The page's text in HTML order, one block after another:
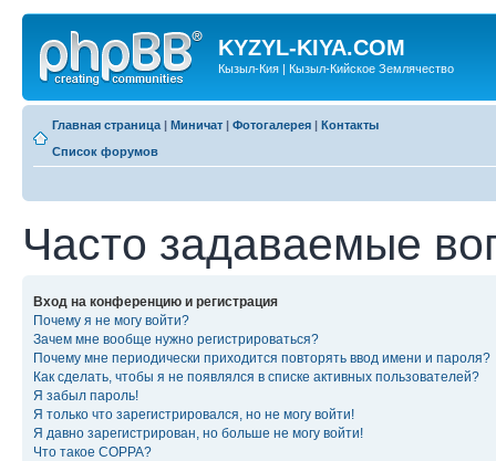
KYZYL-KIYA.COM
Кызыл-Кия | Кызыл-Кийское Землячество
Главная страница | Миничат | Фотогалерея | Контакты
Список форумов
Часто задаваемые
Вход на конференцию и регистрация
Почему я не могу войти?
Зачем мне вообще нужно регистрироваться?
Почему мне периодически приходится повторять ввод имени и пароля?
Как сделать, чтобы я не появлялся в списке активных пользователей?
Я забыл пароль!
Я только что зарегистрировался, но не могу войти!
Я давно зарегистрирован, но больше не могу войти!
Что такое COPPA?